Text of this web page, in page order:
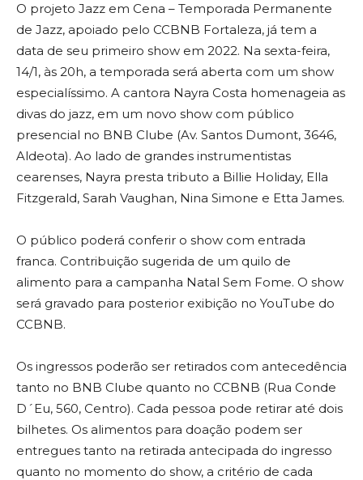
O projeto Jazz em Cena – Temporada Permanente
de Jazz, apoiado pelo CCBNB Fortaleza, já tem a
data de seu primeiro show em 2022. Na sexta-feira,
14/1, às 20h, a temporada será aberta com um show
especialíssimo. A cantora Nayra Costa homenageia as
divas do jazz, em um novo show com público
presencial no BNB Clube (Av. Santos Dumont, 3646,
Aldeota). Ao lado de grandes instrumentistas
cearenses, Nayra presta tributo a Billie Holiday, Ella
Fitzgerald, Sarah Vaughan, Nina Simone e Etta James.
O público poderá conferir o show com entrada
franca. Contribuição sugerida de um quilo de
alimento para a campanha Natal Sem Fome. O show
será gravado para posterior exibição no YouTube do
CCBNB.
Os ingressos poderão ser retirados com antecedência
tanto no BNB Clube quanto no CCBNB (Rua Conde
D´Eu, 560, Centro). Cada pessoa pode retirar até dois
bilhetes. Os alimentos para doação podem ser
entregues tanto na retirada antecipada do ingresso
quanto no momento do show, a critério de cada